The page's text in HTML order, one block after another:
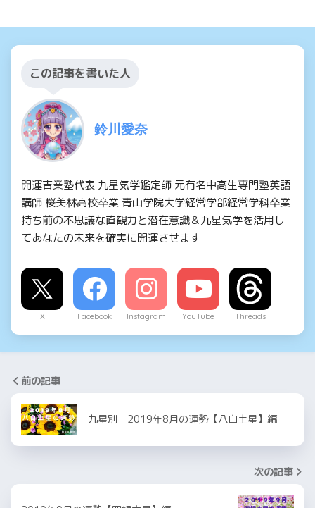
この記事を書いた人
鈴川愛奈
開運吉業塾代表 九星気学鑑定師 元有名中高生専門塾英語
講師 桜美林高校卒業 青山学院大学経営学部経営学科卒業
持ち前の不思議な直観力と潜在意識＆九星気学を活用し
てあなたの未来を確実に開運させます
X Facebook Instagram YouTube Threads
前の記事
九星別 2019年8月の運勢【八白土星】編
次の記事